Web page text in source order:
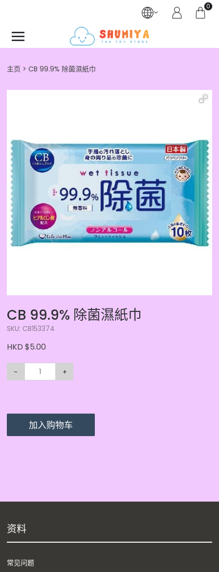
0
主页 CB 99.9% 除菌濕紙巾
CB 99.9% 除菌濕紙巾
SKU: CB153374
HKD $5.00
- +
加入购物车
资料
常见问题